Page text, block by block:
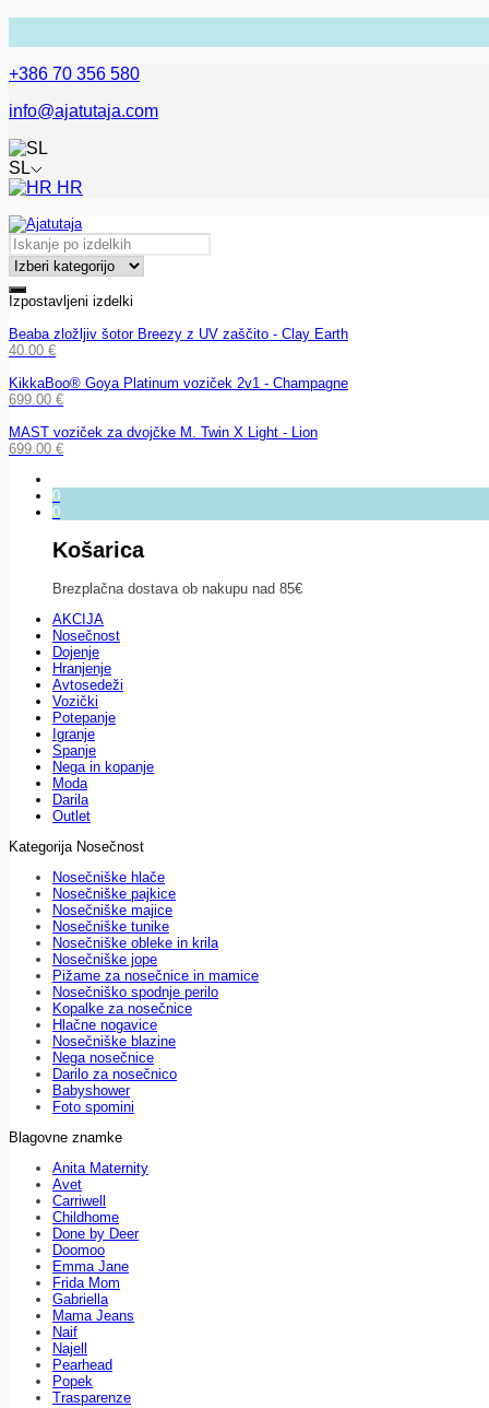
+386 70 356 580
info@ajatutaja.com
SL
HR
Izpostavljeni izdelki
Beaba zložljiv šotor Breezy z UV zaščito - Clay Earth
40.00 €
KikkaBoo® Goya Platinum voziček 2v1 - Champagne
699.00 €
MAST voziček za dvojčke M. Twin X Light - Lion
699.00 €
0
0
Košarica
Brezplačna dostava ob nakupu nad 85€
AKCIJA
Nosečnost
Dojenje
Hranjenje
Avtosedeži
Vozički
Potepanje
Igranje
Spanje
Nega in kopanje
Moda
Darila
Outlet
Kategorija Nosečnost
Nosečniške hlače
Nosečniške pajkice
Nosečniške majice
Nosečniške tunike
Nosečniške obleke in krila
Nosečniške jope
Pižame za nosečnice in mamice
Nosečniško spodnje perilo
Kopalke za nosečnice
Hlačne nogavice
Nosečniške blazine
Nega nosečnice
Darilo za nosečnico
Babyshower
Foto spomini
Blagovne znamke
Anita Maternity
Avet
Carriwell
Childhome
Done by Deer
Doomoo
Emma Jane
Frida Mom
Gabriella
Mama Jeans
Naif
Najell
Pearhead
Popek
Trasparenze